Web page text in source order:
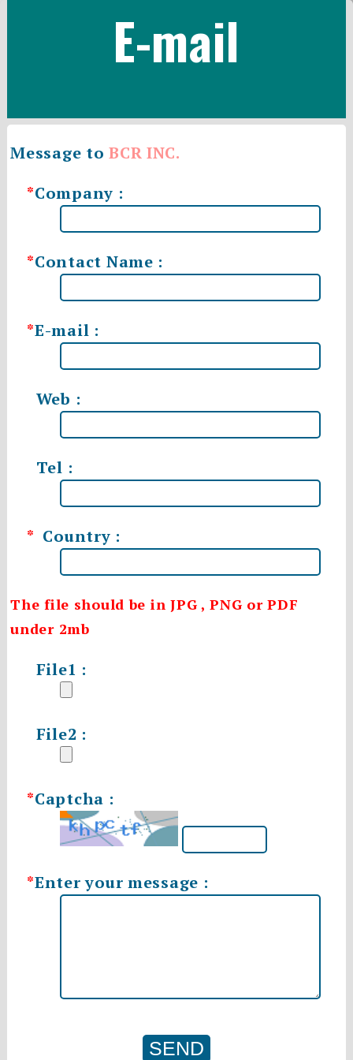
E-mail
Message toBCR INC.
*Company :
*Contact Name :
*E-mail :
Web :
Tel :
* Country :
The file should be in JPG , PNG or PDF
under 2mb
File1 :
File2 :
*Captcha :
*Enter your message :